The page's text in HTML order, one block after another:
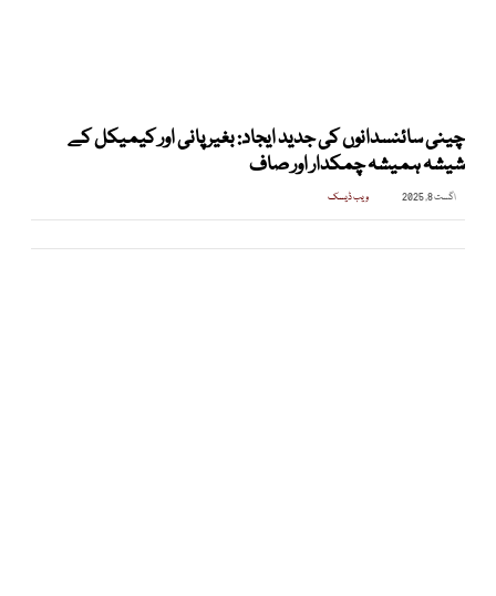
چینی سائنسدانوں کی جدید ایجاد: بغیر پانی اور کیمیکل کے
شیشہ ہمیشہ چمکدار اور صاف
اگست 8, 2025 ویب ڈیسک